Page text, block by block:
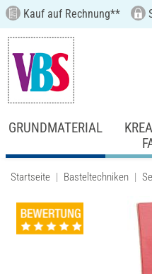
Kauf auf Rechnung**
GRUNDMATERIAL
Startseite Basteltechniken